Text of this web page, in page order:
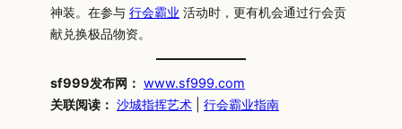
神装。在参与 行会霸业 活动时，更有机会通过行会贡
献兑换极品物资。
sf999发布网： www.sf999.com
关联阅读： 沙城指挥艺术 行会霸业指南